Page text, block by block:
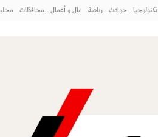
تكنولوجيا حوادث رياضة مال و أعمال محافظات